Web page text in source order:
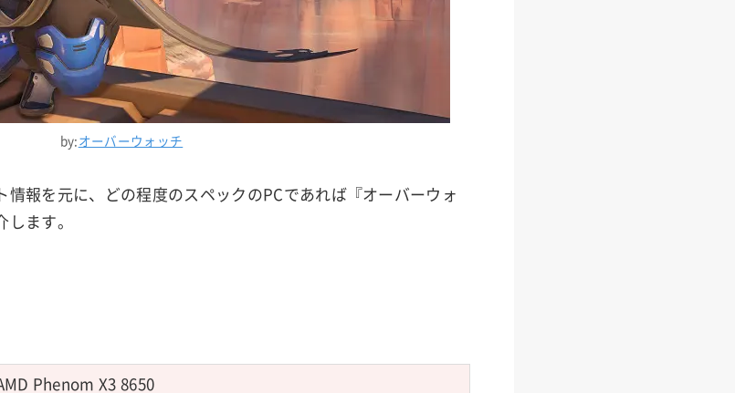
by: オーバーウォッチ
情報を元に、どの程度のスペックのPCであれば『オーバーウォ
します。
Phenom X3 8650